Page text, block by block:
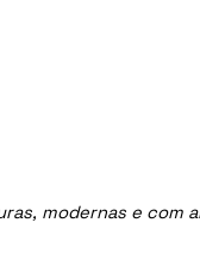
modernas e com